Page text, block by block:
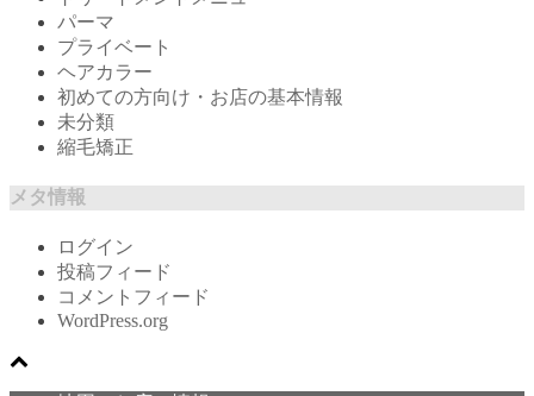
パーマ
プライベート
ヘアカラー
初めての方向け・お店の基本情報
未分類
縮毛矯正
メタ情報
ログイン
投稿フィード
コメントフィード
WordPress.org